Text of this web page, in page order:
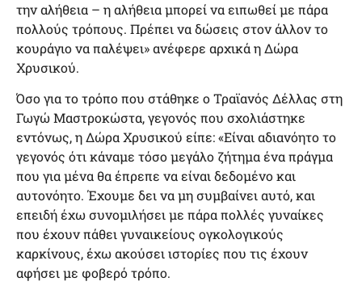
την αλήθεια – η αλήθεια μπορεί να ειπωθεί με πάρα
πολλούς τρόπους. Πρέπει να δώσεις στον άλλον το
κουράγιο να παλέψει» ανέφερε αρχικά η Δώρα
Χρυσικού.
Όσο για το τρόπο που στάθηκε ο Τραϊανός Δέλλας στη
Γωγώ Μαστροκώστα, γεγονός που σχολιάστηκε
εντόνως, η Δώρα Χρυσικού είπε: «Είναι αδιανόητο το
γεγονός ότι κάναμε τόσο μεγάλο ζήτημα ένα πράγμα
που για μένα θα έπρεπε να είναι δεδομένο και
αυτονόητο. Έχουμε δει να μη συμβαίνει αυτό, και
επειδή έχω συνομιλήσει με πάρα πολλές γυναίκες
που έχουν πάθει γυναικείους ογκολογικούς
καρκίνους, έχω ακούσει ιστορίες που τις έχουν
αφήσει με φοβερό τρόπο.